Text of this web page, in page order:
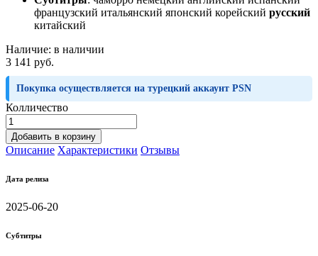
французский итальянский японский корейский русский
китайский
Наличие: в наличии
3 141 руб.
Покупка осуществляется на турецкий аккаунт PSN
Колличество
Добавить в корзину
Описание Характеристики Отзывы
Дата релиза
2025-06-20
Субтитры